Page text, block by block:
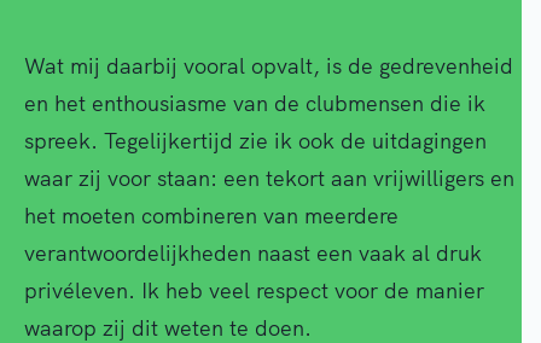
Wat mij daarbij vooral opvalt, is de gedrevenheid
en het enthousiasme van de clubmensen die ik
spreek. Tegelijkertijd zie ik ook de uitdagingen
waar zij voor staan: een tekort aan vrijwilligers en
het moeten combineren van meerdere
verantwoordelijkheden naast een vaak al druk
privéleven. Ik heb veel respect voor de manier
waarop zij dit weten te doen.